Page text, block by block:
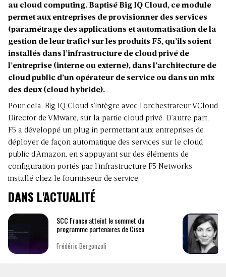
au cloud computing. Baptisé Big IQ Cloud, ce module
permet aux entreprises de provisionner des services
(paramétrage des applications et automatisation de la
gestion de leur trafic) sur les produits F5, qu’ils soient
installés dans l’infrastructure de cloud privé de
l’entreprise (interne ou externe), dans l’architecture de
cloud public d’un opérateur de service ou dans un mix
des deux (cloud hybride).
Pour cela, Big IQ Cloud s’intègre avec l’orchestrateur VCloud
Director de VMware, sur la partie cloud privé. D’autre part,
F5 a développé un plug in permettant aux entreprises de
déployer de façon automatique des services sur le cloud
public d’Amazon, en s’appuyant sur des éléments de
configuration portés par l’infrastructure F5 Networks
installé chez le fournisseur de service.
DANS L'ACTUALITÉ
SCC France atteint le sommet du
programme partenaires de Cisco
Frédéric Bergonzoli